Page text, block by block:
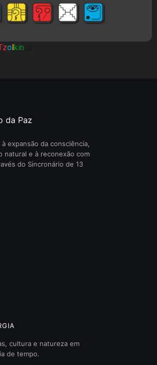
olkin
da Paz
expansão da consciência,
natural e à reconexão com
do Sincronário de 13
cultura e natureza em
de tempo.